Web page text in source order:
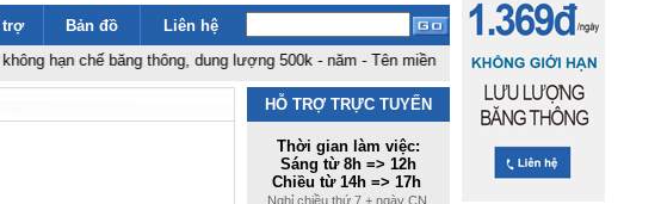
trợ Bản đồ
Liên hệ
chế băng thông, dung lượng 500k - năm-Tên miền .com .net giá rẻ nhất Việt Nam: 180k -
HỖ TRỢ TRỰC TUYẾN
Thời gian làm việc:
Sáng từ 8h => 12h
Chiều từ 14h => 17h
Nghỉ chiều thứ 7 + ngày CN